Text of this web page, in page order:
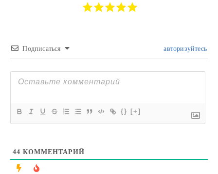
Подписаться авторизуйтесь
{} [+]
44 КОММЕНТАРИЙ